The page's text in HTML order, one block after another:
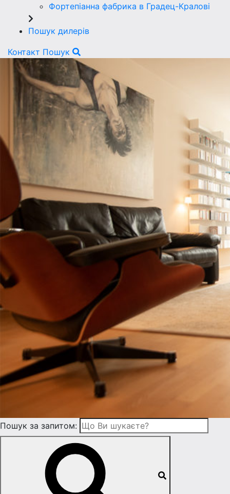
Фортепіанна фабрика в Градец-Краловi
Пошук дилерів
Контакт Пошук
Пошук за запитом: